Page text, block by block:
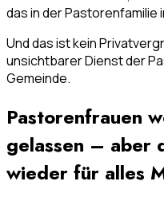
das in der Pastorenfamilie
Und das ist kein
unsichtbarer Dienst der
Gemeinde.
Pastorenfrauen
gelassen – aber
wieder für alles